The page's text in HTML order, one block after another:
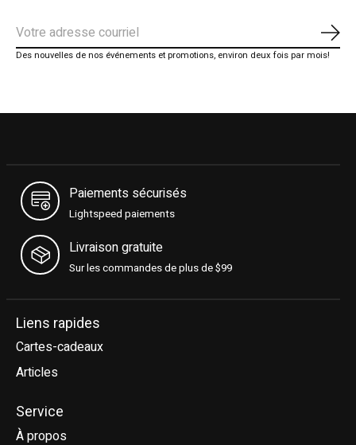
Des nouvelles de nos événements et promotions, environ deux fois par mois!
Paiements sécurisés
Lightspeed paiements
Livraison gratuite
Sur les commandes de plus de $99
Liens rapides
Cartes-cadeaux
Articles
Service
À propos